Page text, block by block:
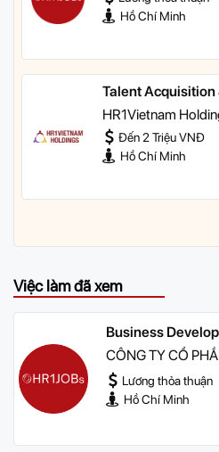
Hồ Chí Minh
Talent Acquisition
Development
HR1Vietnam
Đến 2 Triệu VNĐ
Hồ Chí Minh
Việc làm đã xem
Business
CÔNG TY CỔ
HR1JOBS
Lương thỏa thuận
Hồ Chí Minh